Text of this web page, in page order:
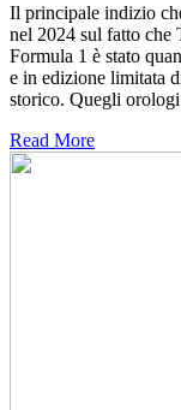
Il principale indizio
nel 2024 sul fatto che
Formula 1 è stato
e in edizione limitata
storico. Quegli
Read More